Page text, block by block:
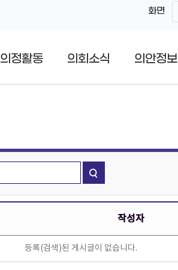
화면
의정활동 의회소식 의안정보
작성자
등록(검색)된 게시글이 없습니다.